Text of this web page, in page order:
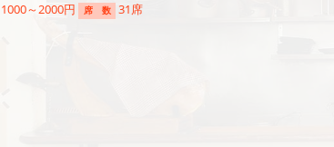
1000～2000円 席 数
31席